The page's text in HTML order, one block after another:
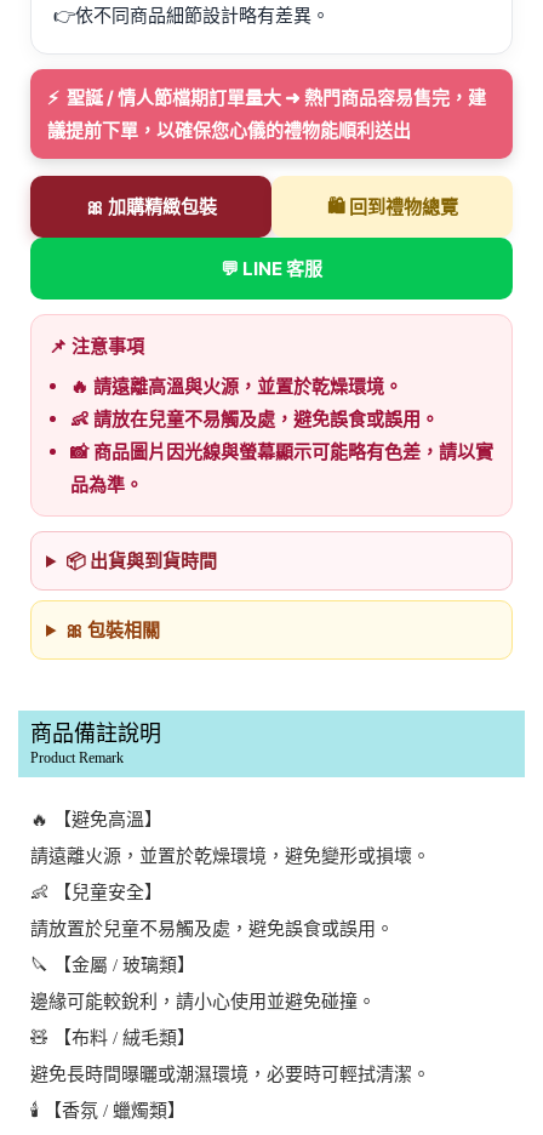
👉依不同商品細節設計略有差異。
⚡ 聖誕 / 情人節檔期訂單量大 ➜ 熱門商品容易售完，建
議提前下單，以確保您心儀的禮物能順利送出
🎀 加購精緻包裝 🛍️ 回到禮物總覽
💬 LINE 客服
📌 注意事項
🔥 請遠離高溫與火源，並置於乾燥環境。
👶 請放在兒童不易觸及處，避免誤食或誤用。
📸 商品圖片因光線與螢幕顯示可能略有色差，請以實
品為準。
📦 出貨與到貨時間
🎀 包裝相關
商品備註說明
Product Remark
🔥 【避免高溫】
請遠離火源，並置於乾燥環境，避免變形或損壞。
👶 【兒童安全】
請放置於兒童不易觸及處，避免誤食或誤用。
🔪 【金屬 / 玻璃類】
邊緣可能較銳利，請小心使用並避免碰撞。
🧸 【布料 / 絨毛類】
避免長時間曝曬或潮濕環境，必要時可輕拭清潔。
🕯️ 【香氛 / 蠟燭類】